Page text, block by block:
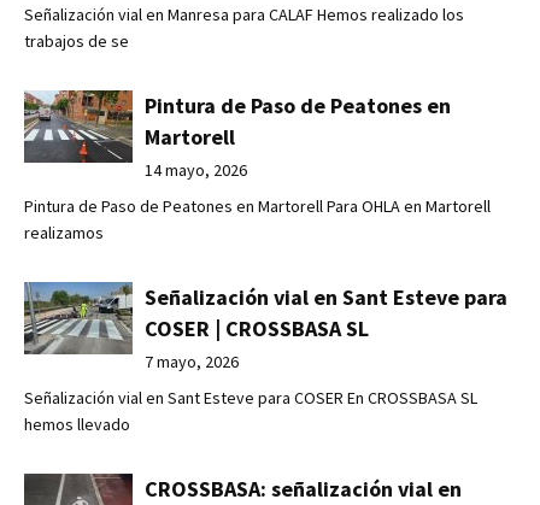
Señalización vial en Manresa para CALAF Hemos realizado los
trabajos de se
Pintura de Paso de Peatones en
Martorell
14 mayo, 2026
Pintura de Paso de Peatones en Martorell Para OHLA en Martorell
realizamos
Señalización vial en Sant Esteve para
COSER | CROSSBASA SL
7 mayo, 2026
Señalización vial en Sant Esteve para COSER En CROSSBASA SL
hemos llevado
CROSSBASA: señalización vial en